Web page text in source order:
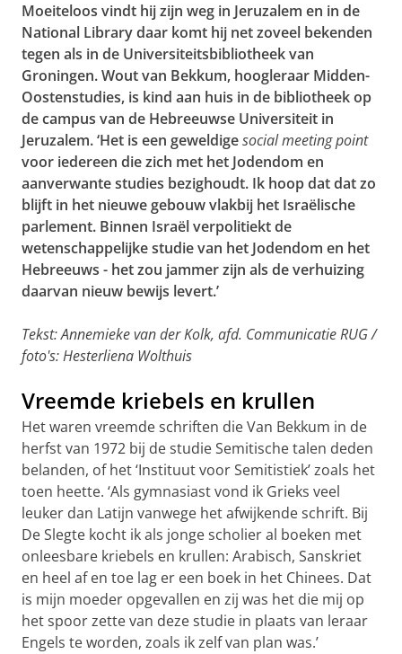
Moeiteloos vindt hij zijn weg in Jeruzalem en in de
National Library daar komt hij net zoveel bekenden
tegen als in de Universiteitsbibliotheek van
Groningen. Wout van Bekkum, hoogleraar Midden-
Oostenstudies, is kind aan huis in de bibliotheek op
de campus van de Hebreeuwse Universiteit in
Jeruzalem. ‘Het is een geweldigesocial meeting point
voor iedereen die zich met het Jodendom en
aanverwante studies bezighoudt. Ik hoop dat dat zo
blijft in het nieuwe gebouw vlakbij het Israëlische
parlement. Binnen Israël verpolitiekt de
wetenschappelijke studie van het Jodendom en het
Hebreeuws - het zou jammer zijn als de verhuizing
daarvan nieuw bewijs levert.’
Tekst: Annemieke van der Kolk, afd. Communicatie RUG /
foto's: Hesterliena Wolthuis
Vreemde kriebels en krullen
Het waren vreemde schriften die Van Bekkum in de
herfst van 1972 bij de studie Semitische talen deden
belanden, of het ‘Instituut voor Semitistiek’ zoals het
toen heette. ‘Als gymnasiast vond ik Grieks veel
leuker dan Latijn vanwege het afwijkende schrift. Bij
De Slegte kocht ik als jonge scholier al boeken met
onleesbare kriebels en krullen: Arabisch, Sanskriet
en heel af en toe lag er een boek in het Chinees. Dat
is mijn moeder opgevallen en zij was het die mij op
het spoor zette van deze studie in plaats van leraar
Engels te worden, zoals ik zelf van plan was.’